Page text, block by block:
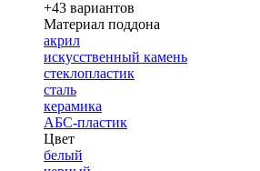
+43 вариантов
Материал поддона
акрил
искусственный камень
стеклопластик
сталь
керамика
АБС-пластик
Цвет
белый